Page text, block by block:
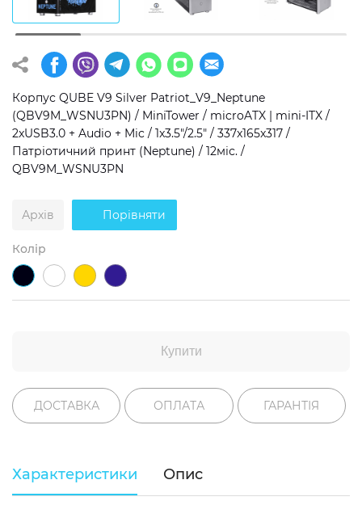
Операційна система
Windows 11 Home
Windows 11 Pro
Без ОС
Тип накопичувача
SSD
HDD
SSD + HDD
Додатково
Розблокований множник CPU
Надшвидкий M.2 SSD NVME
Корпус QUBE V9 Silver Patriot_V9_Neptune
(QBV9M_WSNU3PN) / MiniTower / microATX | mini-ITX /
2xUSB3.0 + Audio + Mic / 1x3.5"/2.5" / 337x165x317 /
Патріотичний принт (Neptune) / 12міс. /
QBV9M_WSNU3PN
Архів Порівняти
Колір
Купити
ДОСТАВКА ОПЛАТА ГАРАНТІЯ
Характеристики Опис